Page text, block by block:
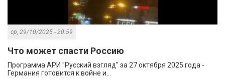
ср, 29/10/2025 - 20:59
Что может спасти Россию
Программа АРИ "Русский взгляд" за 27 октября 2025 года -
Германия готовится к войне и...